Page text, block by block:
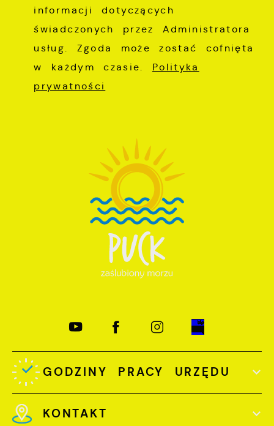
informacji dotyczących
świadczonych przez Administratora
usług. Zgoda może zostać cofnięta
w każdym czasie. Polityka
prywatności
GODZINY PRACY URZĘDU
KONTAKT